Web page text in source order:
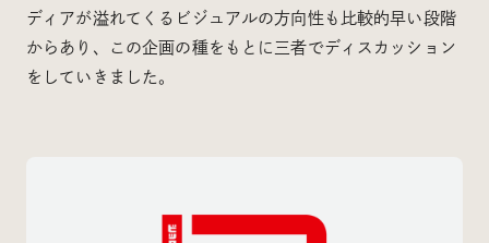
ディアが溢れてくるビジュアルの方向性も比較的早い段階
からあり、この企画の種をもとに三者でディスカッション
をしていきました。